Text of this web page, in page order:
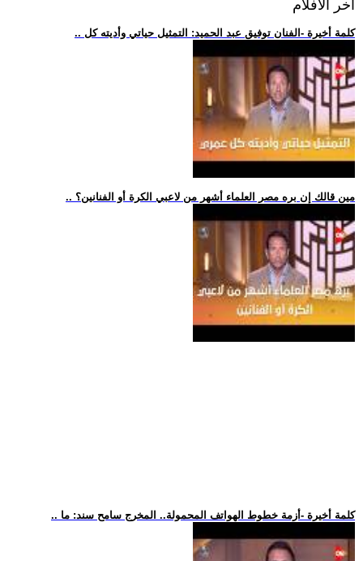
اخر الافلام
.. كلمة أخيرة -الفنان توفيق عبد الحميد: التمثيل حياتي وأديته كل
.. مين قالك إن بره مصر العلماء أشهر من لاعبي الكرة أو الفنانين؟
.. كلمة أخيرة -أزمة خطوط الهواتف المحمولة.. المخرج سامح سند: ما